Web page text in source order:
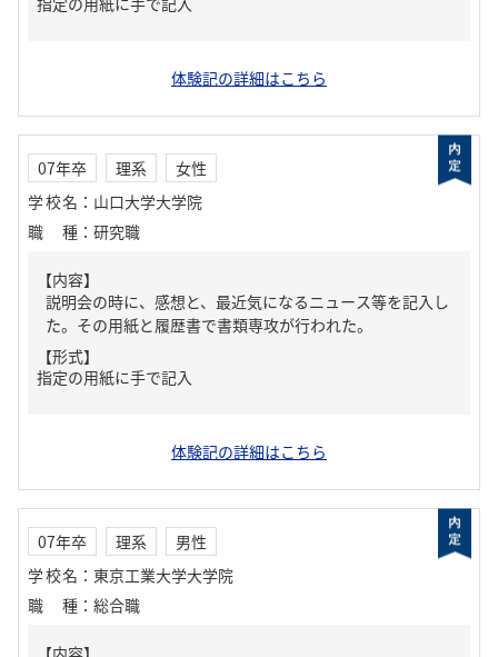
体験記の詳細はこちら
07年卒 理系
女性
学校名 ： 山口大学大学院
職種 ： 研究職
【内容】
説明会の時に、感想と、最近気になるニュース等を記入し
た。その用紙と履歴書で書類専攻が行われた。
【形式】
指定の用紙に手で記入
体験記の詳細はこちら
07年卒 理系
男性
学校名 ： 東京工業大学大学院
職種 ： 総合職
【内容】